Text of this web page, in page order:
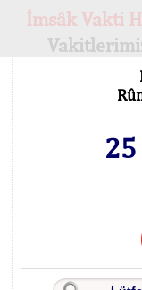
İmsâk Vakti
25